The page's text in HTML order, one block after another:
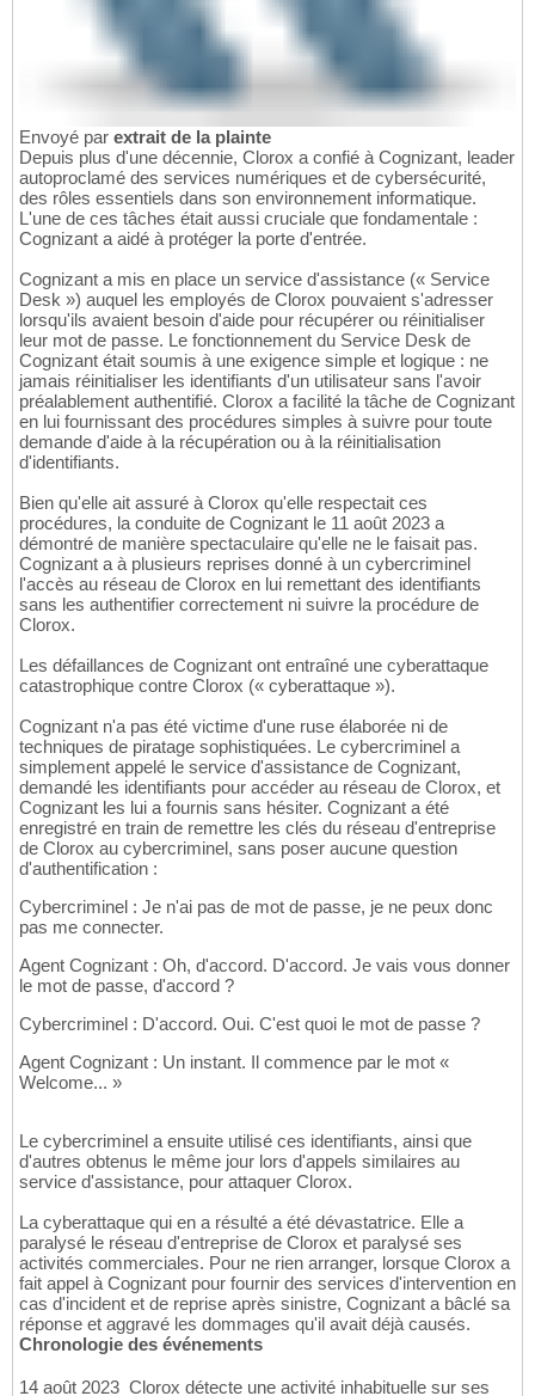
Envoyé par extrait de la plainte
Depuis plus d'une décennie, Clorox a confié à Cognizant, leader
autoproclamé des services numériques et de cybersécurité,
des rôles essentiels dans son environnement informatique.
L'une de ces tâches était aussi cruciale que fondamentale :
Cognizant a aidé à protéger la porte d'entrée.
Cognizant a mis en place un service d'assistance (« Service
Desk ») auquel les employés de Clorox pouvaient s'adresser
lorsqu'ils avaient besoin d'aide pour récupérer ou réinitialiser
leur mot de passe. Le fonctionnement du Service Desk de
Cognizant était soumis à une exigence simple et logique : ne
jamais réinitialiser les identifiants d'un utilisateur sans l'avoir
préalablement authentifié. Clorox a facilité la tâche de Cognizant
en lui fournissant des procédures simples à suivre pour toute
demande d'aide à la récupération ou à la réinitialisation
d'identifiants.
Bien qu'elle ait assuré à Clorox qu'elle respectait ces
procédures, la conduite de Cognizant le 11 août 2023 a
démontré de manière spectaculaire qu'elle ne le faisait pas.
Cognizant a à plusieurs reprises donné à un cybercriminel
l'accès au réseau de Clorox en lui remettant des identifiants
sans les authentifier correctement ni suivre la procédure de
Clorox.
Les défaillances de Cognizant ont entraîné une cyberattaque
catastrophique contre Clorox (« cyberattaque »).
Cognizant n'a pas été victime d'une ruse élaborée ni de
techniques de piratage sophistiquées. Le cybercriminel a
simplement appelé le service d'assistance de Cognizant,
demandé les identifiants pour accéder au réseau de Clorox, et
Cognizant les lui a fournis sans hésiter. Cognizant a été
enregistré en train de remettre les clés du réseau d'entreprise
de Clorox au cybercriminel, sans poser aucune question
d'authentification :
Cybercriminel : Je n'ai pas de mot de passe, je ne peux donc
pas me connecter.
Agent Cognizant : Oh, d'accord. D'accord. Je vais vous donner
le mot de passe, d'accord ?
Cybercriminel : D'accord. Oui. C'est quoi le mot de passe ?
Agent Cognizant : Un instant. Il commence par le mot «
Welcome... »
Le cybercriminel a ensuite utilisé ces identifiants, ainsi que
d'autres obtenus le même jour lors d'appels similaires au
service d'assistance, pour attaquer Clorox.
La cyberattaque qui en a résulté a été dévastatrice. Elle a
paralysé le réseau d'entreprise de Clorox et paralysé ses
activités commerciales. Pour ne rien arranger, lorsque Clorox a
fait appel à Cognizant pour fournir des services d'intervention en
cas d'incident et de reprise après sinistre, Cognizant a bâclé sa
réponse et aggravé les dommages qu'il avait déjà causés.
Chronologie des événements
14 août 2023  Clorox détecte une activité inhabituelle sur ses